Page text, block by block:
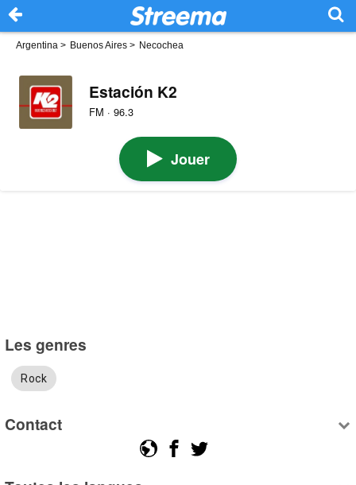
Argentina > Buenos Aires > Necochea
Estación K2
FM · 96.3
Jouer
Les genres
Rock
Contact